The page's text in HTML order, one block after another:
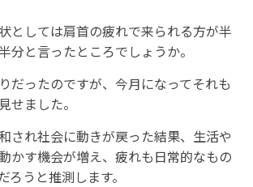
としては肩首の疲れで来られる方が半
分と言ったところでしょうか。
だったのですが、今月になってそれも
せました。
され社会に動きが戻った結果、生活や
かす機会が増え、疲れも日常的なもの
ろうと推測します。